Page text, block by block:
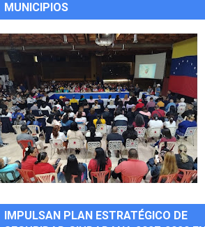
MUNICIPIOS
IMPULSAN PLAN ESTRATÉGICO DE